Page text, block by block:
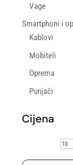
Vage
Smartphoni i
Kablovi
Mobiteli
Oprema
Punjači
Cijena
Min